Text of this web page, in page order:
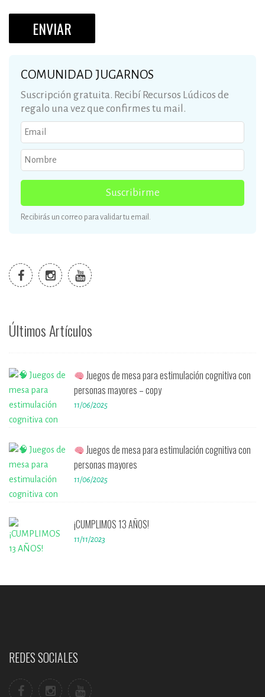
COMUNIDAD JUGARNOS
Suscripción gratuita. Recibí Recursos Lúdicos de
regalo una vez que confirmes tu mail.
Suscribirme
Recibirás un correo para validar tu email.
Últimos Artículos
Juegos de mesa para estimulación cognitiva con
personas mayores – copy
11/06/2025
Juegos de mesa para estimulación cognitiva con
personas mayores
11/06/2025
¡CUMPLIMOS 13 AÑOS!
11/11/2023
REDES SOCIALES